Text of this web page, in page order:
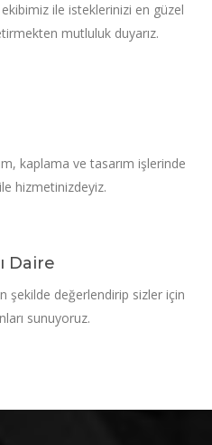
ile isteklerinizi en güzel
mutluluk duyarız.
kaplama ve tasarım işlerinde
hizmetinizdeyiz.
Daire
şekilde değerlendirip sizler için
sunuyoruz.